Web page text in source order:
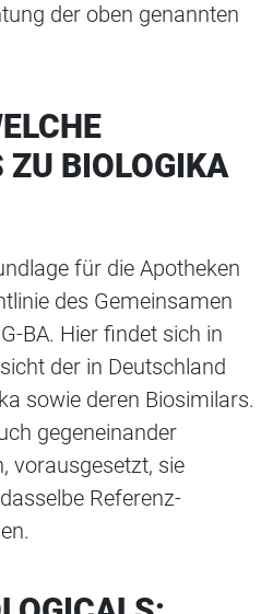
der oben genannten
BIOLOGIKA
für die Apotheken
des Gemeinsamen
BA. Hier findet sich in
der in Deutschland
sowie deren Biosimilars.
gegeneinander
vorausgesetzt, sie
Referenz-